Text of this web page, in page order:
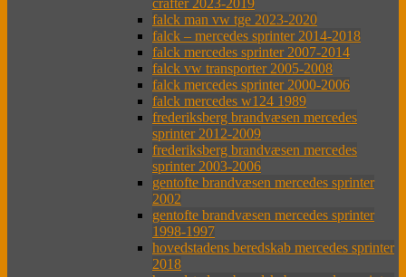
crafter 2023-2019
falck man vw tge 2023-2020
falck – mercedes sprinter 2014-2018
falck mercedes sprinter 2007-2014
falck vw transporter 2005-2008
falck mercedes sprinter 2000-2006
falck mercedes w124 1989
frederiksberg brandvæsen mercedes
sprinter 2012-2009
frederiksberg brandvæsen mercedes
sprinter 2003-2006
gentofte brandvæsen mercedes sprinter
2002
gentofte brandvæsen mercedes sprinter
1998-1997
hovedstadens beredskab mercedes sprinter
2018